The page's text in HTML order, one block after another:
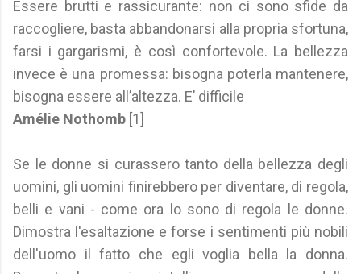
Essere brutti e rassicurante: non ci sono sfide da
raccogliere, basta abbandonarsi alla propria sfortuna,
farsi i gargarismi, è così confortevole. La bellezza
invece è una promessa: bisogna poterla mantenere,
bisogna essere all’altezza. E’ difficile
Amélie Nothomb [1]
Se le donne si curassero tanto della bellezza degli
uomini, gli uomini finirebbero per diventare, di regola,
belli e vani - come ora lo sono di regola le donne.
Dimostra l'esaltazione e forse i sentimenti più nobili
dell'uomo il fatto che egli voglia bella la donna.